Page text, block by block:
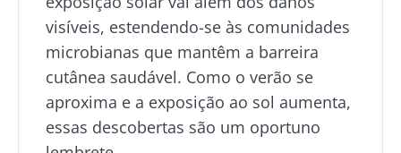
visíveis, estendendo-se às comunidades
microbianas que mantêm a barreira
cutânea saudável. Como o verão se
aproxima e a exposição ao sol aumenta,
essas descobertas são um oportuno